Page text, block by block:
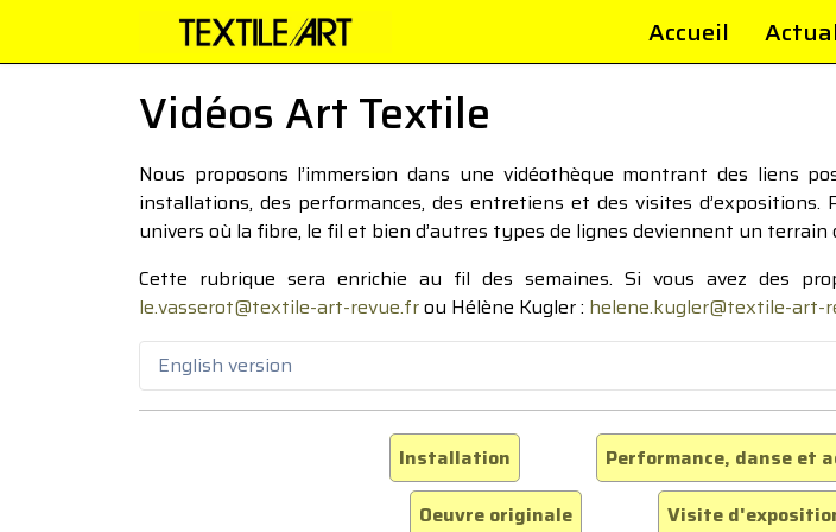
Accueil
Vidéos Art Textile
Nous proposons l’immersion dans une vidéothèque montrant des liens
installations, des performances, des entretiens et des visites
univers où la fibre, le fil et bien d’autres types de lignes deviennent un
Cette rubrique sera enrichie au fil des semaines. Si vous avez des
le.vasserot@textile-art-revue.frou Hélène Kugler : helene.kugler@textile-art-
English version
Installation Performance, danse et
Oeuvre originale
Visite